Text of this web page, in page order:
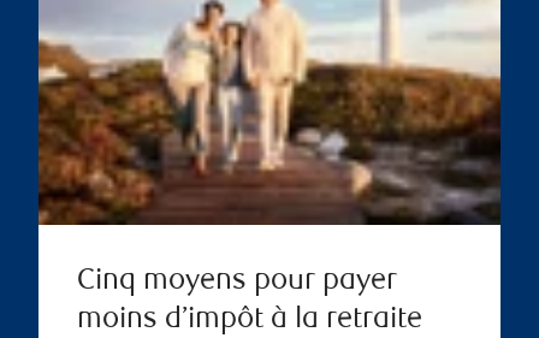
Cinq moyens pour payer
moins d’impôt à la retraite